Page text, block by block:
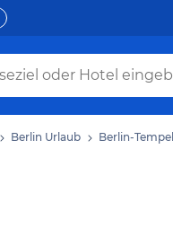
Berlin Urlaub Berlin-